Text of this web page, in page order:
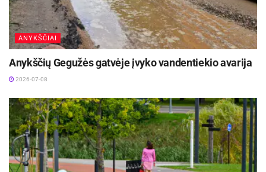
2026-07-25
ANYKŠČIAI
Anykščių Gegužės gatvėje įvyko vandentiekio avarija
2026-07-08